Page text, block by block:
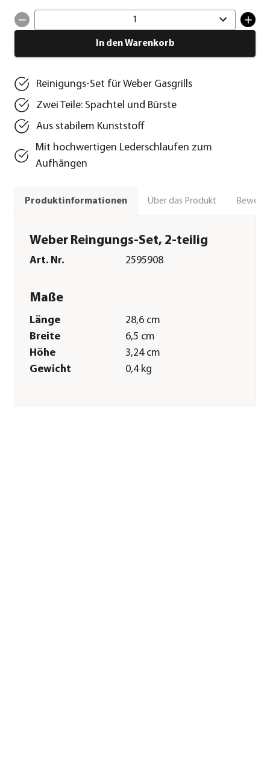
1
In den Warenkorb
Reinigungs-Set für Weber Gasgrills
Zwei Teile: Spachtel und Bürste
Aus stabilem Kunststoff
Mit hochwertigen Lederschlaufen zum
Aufhängen
Produktinformationen Über das Produkt
Weber Reingungs-Set, 2-teilig
Art. Nr. 2595908
Maße
Länge
28,6 cm
Breite
6,5 cm
Höhe
3,24 cm
Gewicht
0,4 kg